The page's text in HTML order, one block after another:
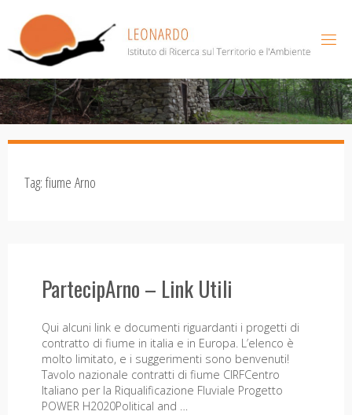
contenuto
Tag:fiume Arno
PartecipArno – Link Utili
Qui alcuni link e documenti riguardanti i progetti di
contratto di fiume in italia e in Europa. L’elenco è
molto limitato, e i suggerimenti sono benvenuti!
Tavolo nazionale contratti di fiume CIRFCentro
Italiano per la Riqualificazione Fluviale Progetto
POWER H2020Political and …